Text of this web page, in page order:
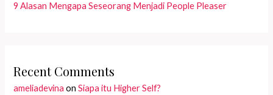
9 Alasan Mengapa Seseorang Menjadi People Pleaser
Recent Comments
ameliadevina onSiapa itu Higher Self?